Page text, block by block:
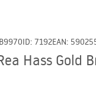
ID: 7192EAN:
Hass Gold